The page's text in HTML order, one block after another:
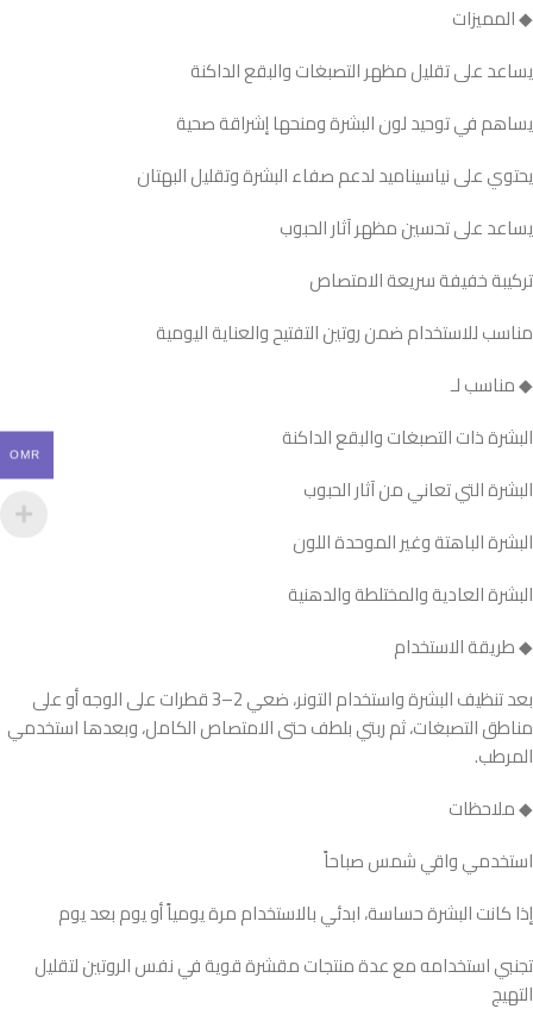
◆ المميزات
يساعد على تقليل مظهر التصبغات والبقع الداكنة
يساهم في توحيد لون البشرة ومنحها إشراقة صحية
يحتوي على نياسيناميد لدعم صفاء البشرة وتقليل البهتان
يساعد على تحسين مظهر آثار الحبوب
تركيبة خفيفة سريعة الامتصاص
مناسب للاستخدام ضمن روتين التفتيح والعناية اليومية
◆ مناسب لـ
البشرة ذات التصبغات والبقع الداكنة
البشرة التي تعاني من آثار الحبوب
البشرة الباهتة وغير الموحدة اللون
البشرة العادية والمختلطة والدهنية
◆ طريقة الاستخدام
بعد تنظيف البشرة واستخدام التونر، ضعي 2–3 قطرات على الوجه أو على
مناطق التصبغات، ثم ربتي بلطف حتى الامتصاص الكامل، وبعدها استخدمي
المرطب.
◆ ملاحظات
استخدمي واقي شمس صباحاً
إذا كانت البشرة حساسة، ابدئي بالاستخدام مرة يومياً أو يوم بعد يوم
تجنبي استخدامه مع عدة منتجات مقشرة قوية في نفس الروتين لتقليل
التهيج
OMR